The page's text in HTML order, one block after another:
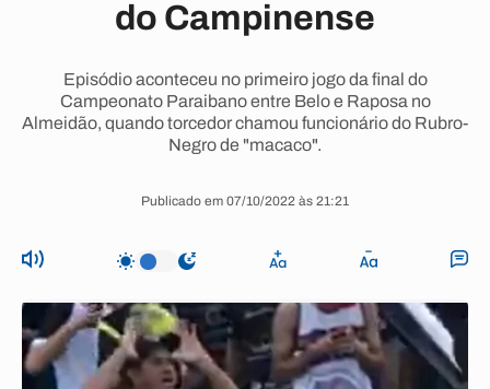
do Campinense
Episódio aconteceu no primeiro jogo da final do
Campeonato Paraibano entre Belo e Raposa no
Almeidão, quando torcedor chamou funcionário do Rubro-
Negro de "macaco".
Publicado em 07/10/2022 às 21:21